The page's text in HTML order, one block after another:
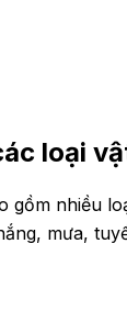
loại
gồm nhiều
mưa,